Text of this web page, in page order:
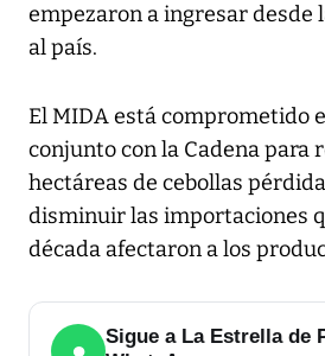
empezaron a ingresar desde
al país.
El MIDA está comprometido
conjunto con la Cadena para
hectáreas de cebollas
disminuir las importaciones
década afectaron a los
Sigue a La Estrella de